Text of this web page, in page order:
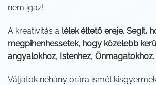
nem igaz!
A kreativitás a lélek éltető ereje. Segít,
megpihenhessetek, hogy közelebb
angyalokhoz, Istenhez, Önmagatokhoz.
Váljatok néhány órára ismét